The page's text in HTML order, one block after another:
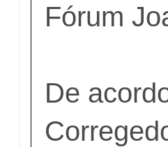
Fórum
De